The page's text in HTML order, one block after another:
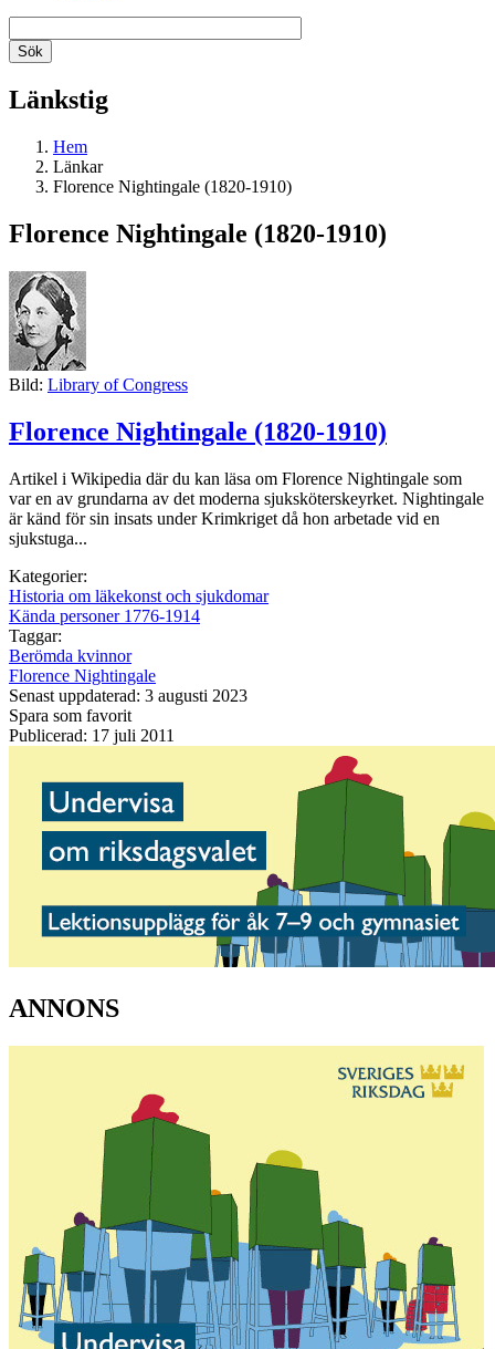
Länkstig
Hem
Länkar
Florence Nightingale (1820-1910)
Florence Nightingale (1820-1910)
Bild: Library of Congress
Florence Nightingale (1820-1910)
Artikel i Wikipedia där du kan läsa om Florence Nightingale som
var en av grundarna av det moderna sjuksköterskeyrket. Nightingale
är känd för sin insats under Krimkriget då hon arbetade vid en
sjukstuga...
Kategorier:
Historia om läkekonst och sjukdomar
Kända personer 1776-1914
Taggar:
Berömda kvinnor
Florence Nightingale
Senast uppdaterad: 3 augusti 2023
Spara som favorit
Publicerad: 17 juli 2011
ANNONS